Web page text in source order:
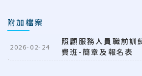
附加檔案
2026-02-24
照顧服務人員職前訓
費班-簡章及報名表